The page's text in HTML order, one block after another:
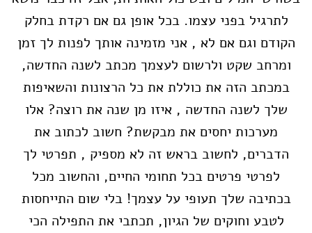
לתרגיל בפני עצמו. בכל אופן גם אם רקדת בחלק
הקודם וגם אם לא , אני מזמינה אותך לפנות לך זמן
ומרחב שקט ולרשום לעצמך מכתב לשנה החדשה,
במכתב הזה את כוללת את כל הרצונות והשאיפות
שלך לשנה החדשה , איזו מן שנה את רוצה? אלו
מערכות יחסים את מבקשת? חשוב לכתוב את
הדברים, לחשוב בראש זה לא מספיק , תפרטי לך
לפרטי פרטים בכל תחומי החיים, והחשוב מכל
בכתיבה שלך תעופי על עצמך! בלי שום התייחסות
לטבע וחוקים של הגיון, תכתבי את התפילה הכי